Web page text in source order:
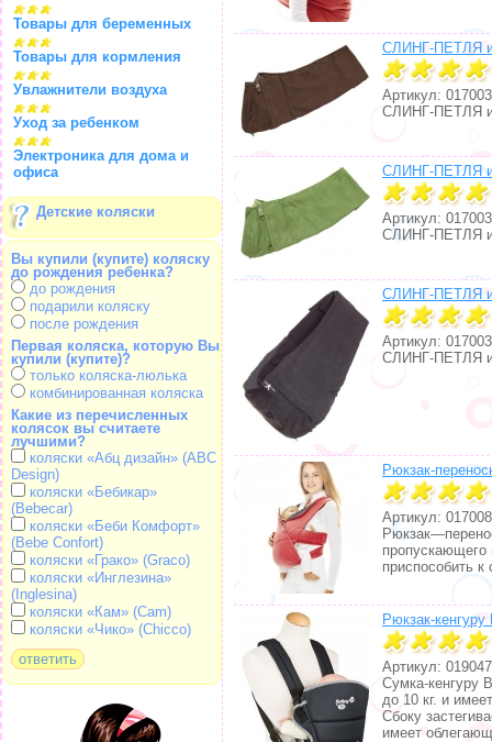
Товары для беременных
Товары для кормления
Увлажнители воздуха
Уход за ребенком
Электроника для дома и
офиса
Детские коляски
Вы купили (купите) коляску
до рождения ребенка?
до рождения
подарили коляску
после рождения
Первая коляска, которую Вы
купили (купите)?
только коляска-люлька
комбинированная коляска
Какие из перечисленных
колясок вы считаете
лучшими?
коляски «Абц дизайн» (ABC
Design)
коляски «Бебикар»
(Bebecar)
коляски «Беби Комфорт»
(Bebe Confort)
коляски «Грако» (Graco)
коляски «Инглезина»
(Inglesina)
коляски «Кам» (Cam)
коляски «Чико» (Chicco)
СЛИНГ-ПЕТЛЯ
Артикул:
СЛИНГ-ПЕТЛЯ
СЛИНГ-ПЕТЛЯ
Артикул:
СЛИНГ-ПЕТЛЯ
СЛИНГ-ПЕТЛЯ
Артикул:
СЛИНГ-ПЕТЛЯ
Рюкзак-
Артикул:
приспособить
Рюкзак-
Артикул:
Сумка-кенгуру
до 10 кг. и
Сбоку
имеет